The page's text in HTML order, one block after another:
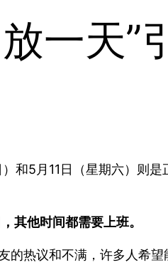
一天”
和5月11日（星期六）则是
其他时间都需要上班。
的热议和不满，许多人希望